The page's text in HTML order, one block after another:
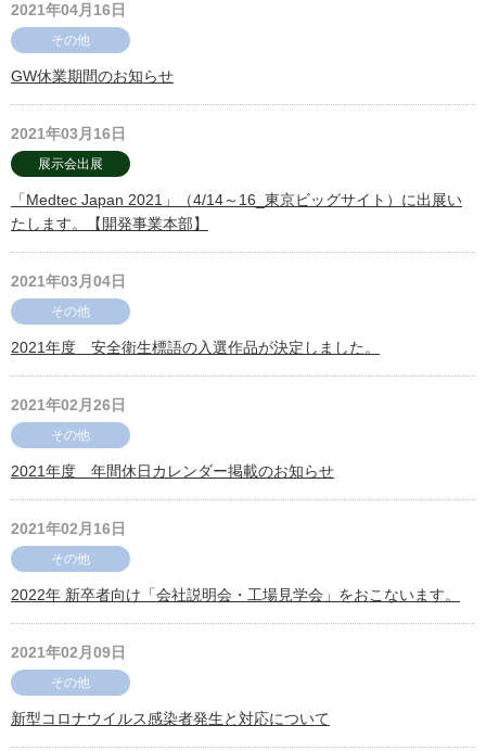
2021年04月16日
その他
GW休業期間のお知らせ
2021年03月16日
展示会出展
「Medtec Japan 2021」（4/14～16_東京ビッグサイト）に出展い
たします。【開発事業本部】
2021年03月04日
その他
2021年度 安全衛生標語の入選作品が決定しました。
2021年02月26日
その他
2021年度 年間休日カレンダー掲載のお知らせ
2021年02月16日
その他
2022年 新卒者向け「会社説明会・工場見学会」をおこないます。
2021年02月09日
その他
新型コロナウイルス感染者発生と対応について